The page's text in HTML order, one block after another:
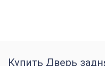
Купить Дверь